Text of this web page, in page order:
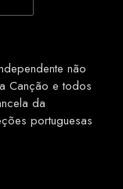
não
Canção e todos
da
portuguesas